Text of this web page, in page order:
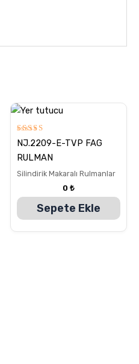
5
üzerinden
5.00
oy aldı
NJ.2209-E-TVP FAG
RULMAN
Silindirik Makaralı Rulmanlar
0 ₺
Sepete Ekle